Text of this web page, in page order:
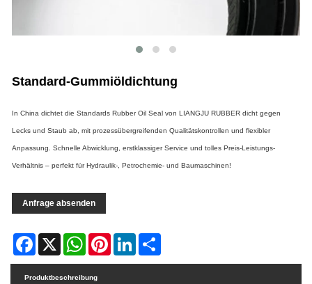
Standard-Gummiöldichtung
In China dichtet die Standards Rubber Oil Seal von LIANGJU RUBBER dicht gegen
Lecks und Staub ab, mit prozessübergreifenden Qualitätskontrollen und flexibler
Anpassung. Schnelle Abwicklung, erstklassiger Service und tolles Preis-Leistungs-
Verhältnis – perfekt für Hydraulik-, Petrochemie- und Baumaschinen!
Anfrage absenden
Facebook WhatsAppPinterest LinkedIn
Produktbeschreibung